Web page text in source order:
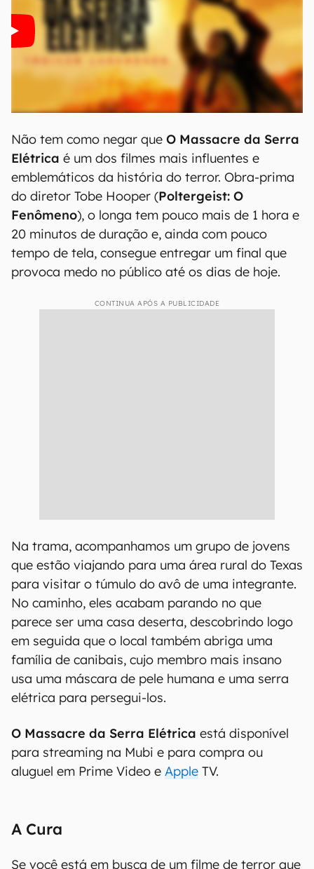
Não tem como negar que O Massacre da Serra
Elétrica é um dos filmes mais influentes e
emblemáticos da história do terror. Obra-prima
do diretor Tobe Hooper (Poltergeist: O
Fenômeno), o longa tem pouco mais de 1 hora e
20 minutos de duração e, ainda com pouco
tempo de tela, consegue entregar um final que
provoca medo no público até os dias de hoje.
CONTINUA APÓS A PUBLICIDADE
Na trama, acompanhamos um grupo de jovens
que estão viajando para uma área rural do Texas
para visitar o túmulo do avô de uma integrante.
No caminho, eles acabam parando no que
parece ser uma casa deserta, descobrindo logo
em seguida que o local também abriga uma
família de canibais, cujo membro mais insano
usa uma máscara de pele humana e uma serra
elétrica para persegui-los.
O Massacre da Serra Elétrica está disponível
para streaming na Mubi e para compra ou
aluguel em Prime Video e Apple TV.
A Cura
Se você está em busca de um filme de terror que